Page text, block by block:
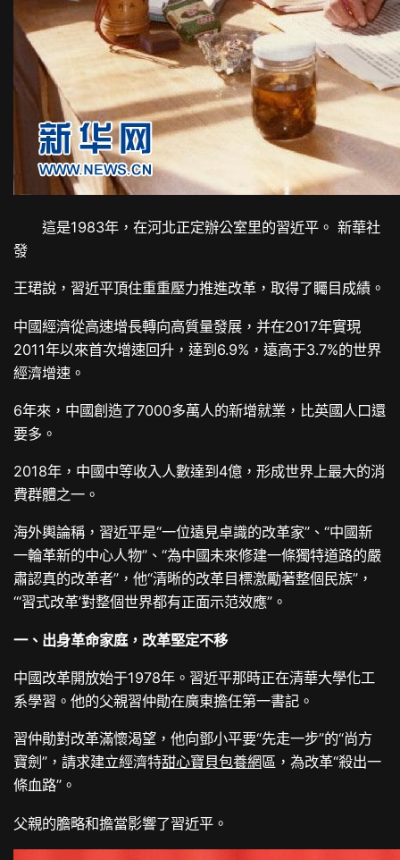
這是1983年，在河北正定辦公室里的習近平。 新華社
發
王珺說，習近平頂住重重壓力推進改革，取得了矚目成績。
中國經濟從高速增長轉向高質量發展，并在2017年實現
2011年以來首次增速回升，達到6.9%，遠高于3.7%的世界
經濟增速。
6年來，中國創造了7000多萬人的新增就業，比英國人口還
要多。
2018年，中國中等收入人數達到4億，形成世界上最大的消
費群體之一。
海外輿論稱，習近平是“一位遠見卓識的改革家”、“中國新
一輪革新的中心人物”、“為中國未來修建一條獨特道路的嚴
肅認真的改革者”，他“清晰的改革目標激勵著整個民族”，
“‘習式改革’對整個世界都有正面示范效應”。
一、出身革命家庭，改革堅定不移
中國改革開放始于1978年。習近平那時正在清華大學化工
系學習。他的父親習仲勛在廣東擔任第一書記。
習仲勛對改革滿懷渴望，他向鄧小平要“先走一步”的“尚方
寶劍”，請求建立經濟特甜心寶貝包養網區，為改革“殺出一
條血路”。
父親的膽略和擔當影響了習近平。